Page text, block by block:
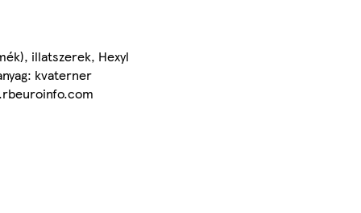
illatszerek, Hexyl
kvaterner